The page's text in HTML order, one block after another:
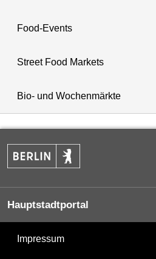
Food-Events
Street Food Markets
Bio- und Wochenmärkte
Hauptstadtportal
Impressum